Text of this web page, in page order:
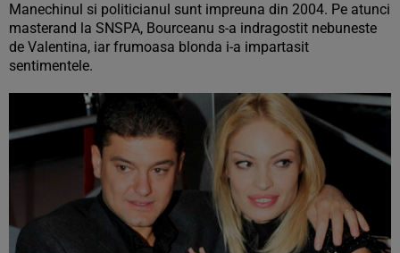
Manechinul si politicianul sunt impreuna din 2004. Pe atunci
masterand la SNSPA, Bourceanu s-a indragostit nebuneste
de Valentina, iar frumoasa blonda i-a impartasit
sentimentele.